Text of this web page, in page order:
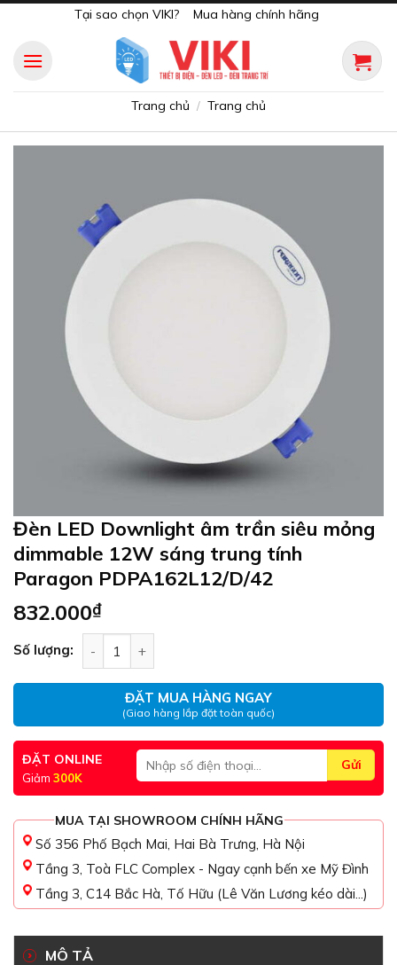
content
Tại sao chọn VIKI? Mua hàng chính hãng
Trang chủ / Trang chủ
Đèn LED Downlight âm trần siêu mỏng
dimmable 12W sáng trung tính
Paragon PDPA162L12/D/42
832.000₫
Số lượng:
ĐẶT MUA HÀNG NGAY
(Giao hàng lắp đặt toàn quốc)
ĐẶT ONLINE
Giảm 300K
MUA TẠI SHOWROOM CHÍNH HÃNG
Số 356 Phố Bạch Mai, Hai Bà Trưng, Hà Nội
Tầng 3, Toà FLC Complex - Ngay cạnh bến xe Mỹ Đình
Tầng 3, C14 Bắc Hà, Tố Hữu (Lê Văn Lương kéo dài...)
MÔ TẢ